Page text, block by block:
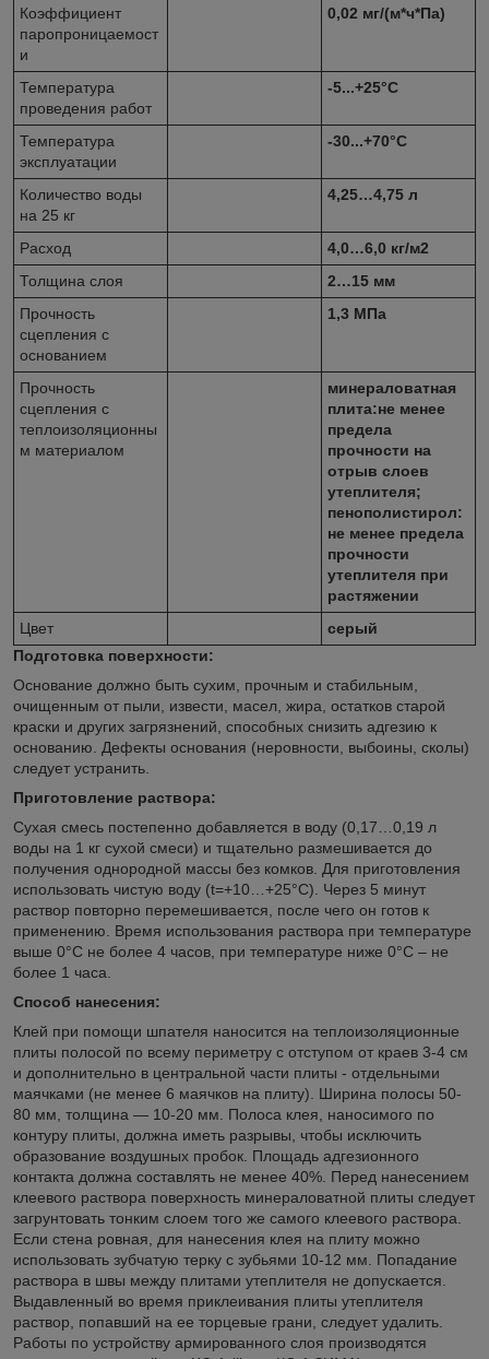
Коэффициент
паропроницаемост
и
0,02 мг/(м*ч*Па)
Температура
проведения работ
-5...+25°С
Температура
эксплуатации
-30...+70°С
Количество воды
на 25 кг
4,25…4,75 л
Расход
4,0…6,0 кг/м2
Толщина слоя
2…15 мм
Прочность
сцепления с
основанием
1,3 МПа
Прочность
сцепления с
теплоизоляционны
м материалом
минераловатная
плита:не менее
предела
прочности на
отрыв слоев
утеплителя;
пенополистирол:
не менее предела
прочности
утеплителя при
растяжении
Цвет
серый
Подготовка поверхности:
Основание должно быть сухим, прочным и стабильным,
очищенным от пыли, извести, масел, жира, остатков старой
краски и других загрязнений, способных снизить адгезию к
основанию. Дефекты основания (неровности, выбоины, сколы)
следует устранить.
Приготовление раствора:
Сухая смесь постепенно добавляется в воду (0,17…0,19 л
воды на 1 кг сухой смеси) и тщательно размешивается до
получения однородной массы без комков. Для приготовления
использовать чистую воду (t=+10…+25°C). Через 5 минут
раствор повторно перемешивается, после чего он готов к
применению. Время использования раствора при температуре
выше 0°С не более 4 часов, при температуре ниже 0°С – не
более 1 часа.
Способ нанесения:
Клей при помощи шпателя наносится на теплоизоляционные
плиты полосой по всему периметру с отступом от краев 3-4 см
и дополнительно в центральной части плиты - отдельными
маячками (не менее 6 маячков на плиту). Ширина полосы 50-
80 мм, толщина — 10-20 мм. Полоса клея, наносимого по
контуру плиты, должна иметь разрывы, чтобы исключить
образование воздушных пробок. Площадь адгезионного
контакта должна составлять не менее 40%. Перед нанесением
клеевого раствора поверхность минераловатной плиты следует
загрунтовать тонким слоем того же самого клеевого раствора.
Если стена ровная, для нанесения клея на плиту можно
использовать зубчатую терку с зубьями 10-12 мм. Попадание
раствора в швы между плитами утеплителя не допускается.
Выдавленный во время приклеивания плиты утеплителя
раствор, попавший на ее торцевые грани, следует удалить.
Работы по устройству армированного слоя производятся